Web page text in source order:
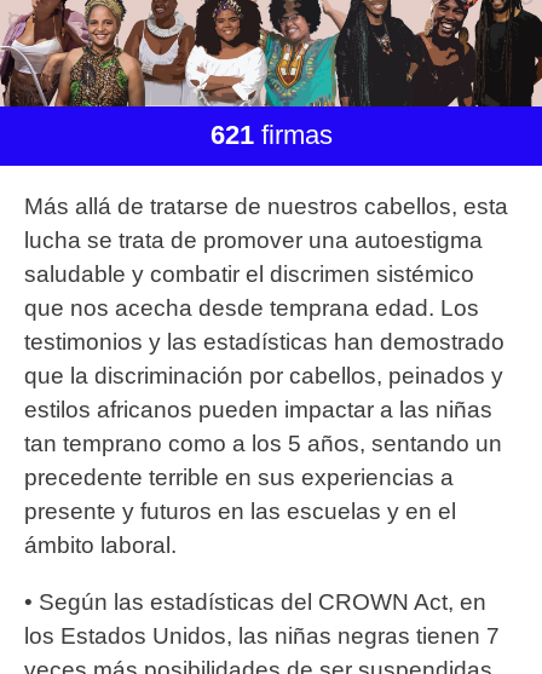
621firmas
Más allá de tratarse de nuestros cabellos, esta
lucha se trata de promover una autoestigma
saludable y combatir el discrimen sistémico
que nos acecha desde temprana edad. Los
testimonios y las estadísticas han demostrado
que la discriminación por cabellos, peinados y
estilos africanos pueden impactar a las niñas
tan temprano como a los 5 años, sentando un
precedente terrible en sus experiencias a
presente y futuros en las escuelas y en el
ámbito laboral.
•⁠ ⁠Según las estadísticas del CROWN Act, en
los Estados Unidos, las niñas negras tienen 7